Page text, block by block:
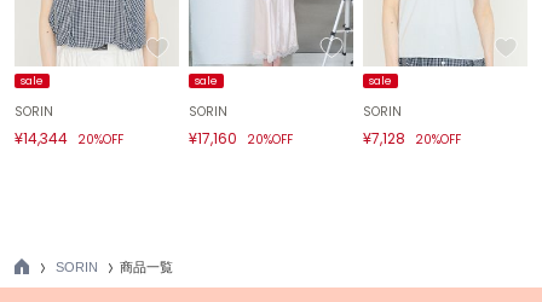
GRAMICCI
グラミチ
Henon.
HOKA ONEONE
sale
SORIN
¥14,344 20%OFF
sale
SORIN
¥17,160 20%OFF
sale
SORIN
¥7,128 20%OFF
TO
SORIN 商品一覧